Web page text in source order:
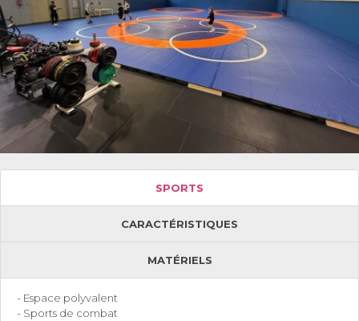
SPORTS
CARACTÉRISTIQUES
MATÉRIELS
- Espace polyvalent
- Sports de combat